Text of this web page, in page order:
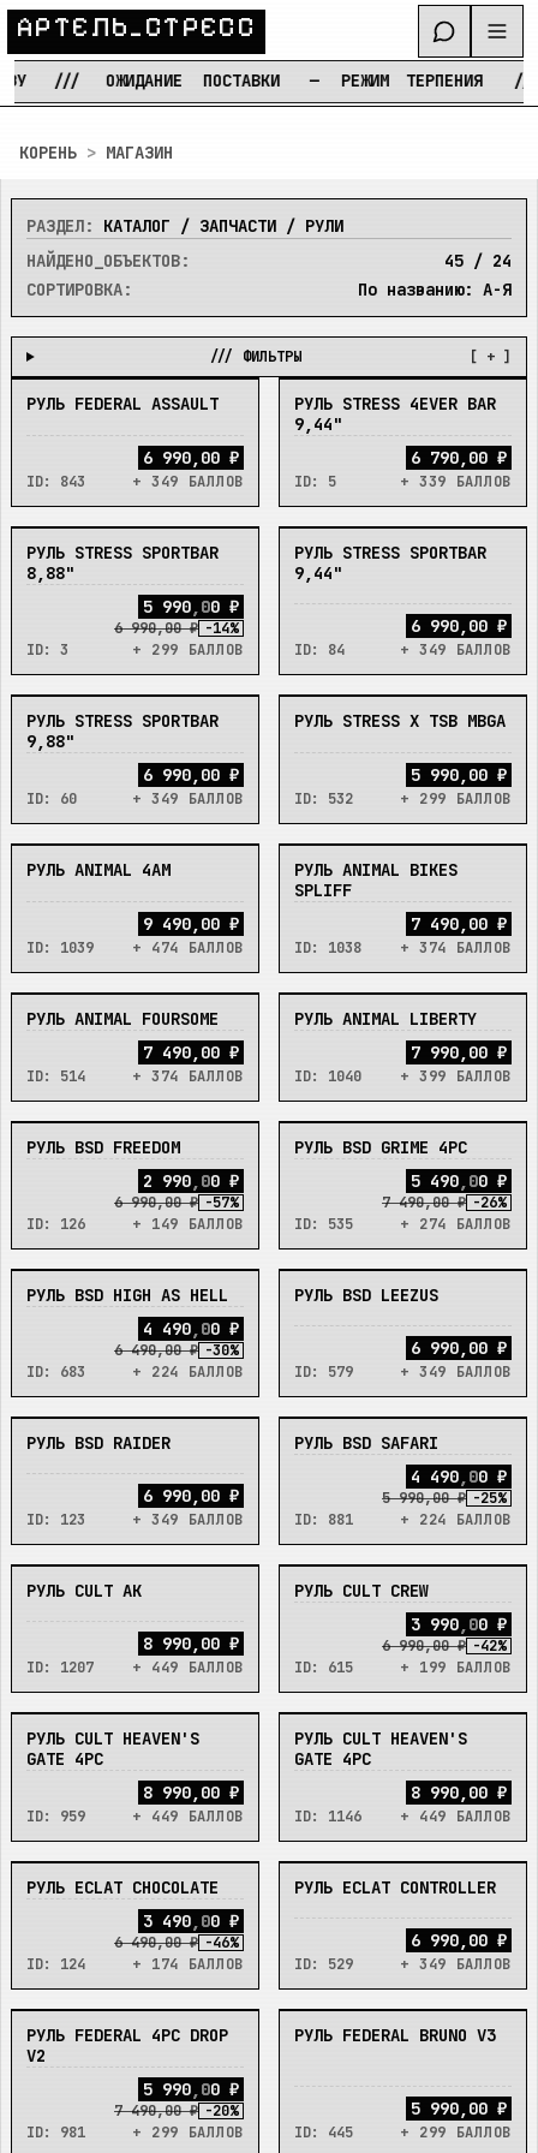
АРТЕЛЬ_СТРЕСС
/// ОЖИДАНИЕ ПОСТАВКИ РЕЖИМ ТЕРПЕНИЯ ///
КОРЕНЬ > МАГАЗИН
РАЗДЕЛ:
КАТАЛОГ / ЗАПЧАСТИ / РУЛИ
НАЙДЕНО_ОБЪЕКТОВ:
45 / 24
СОРТИРОВКА:
По названию: А-Я
/// ФИЛЬТРЫ [ + ]
В_НАЛИЧИИ
РУЛЬ FEDERAL ASSAULT
ID: 843
6 990,00 ₽
+ 349 БАЛЛОВ
НЕТ
РУЛЬ STRESS 4EVER BAR
9,44"
ID: 5
6 790,00 ₽
+ 339 БАЛЛОВ
НЕТ
РУЛЬ STRESS SPORTBAR
8,88"
ID: 3
5 990,00 ₽
6 990,00 ₽ -14%
+ 299 БАЛЛОВ
НЕТ
РУЛЬ STRESS SPORTBAR
9,44"
ID: 84
6 990,00 ₽
+ 349 БАЛЛОВ
НЕТ
РУЛЬ STRESS SPORTBAR
9,88"
ID: 60
6 990,00 ₽
+ 349 БАЛЛОВ
НЕТ
РУЛЬ STRESS X TSB MBGA
ID: 532
5 990,00 ₽
+ 299 БАЛЛОВ
НЕТ
РУЛЬ ANIMAL 4AM
ID: 1039
9 490,00 ₽
+ 474 БАЛЛОВ
НЕТ
РУЛЬ ANIMAL BIKES
SPLIFF
ID: 1038
7 490,00 ₽
+ 374 БАЛЛОВ
НЕТ
РУЛЬ ANIMAL FOURSOME
ID: 514
7 490,00 ₽
+ 374 БАЛЛОВ
НЕТ
РУЛЬ ANIMAL LIBERTY
ID: 1040
7 990,00 ₽
+ 399 БАЛЛОВ
НЕТ
РУЛЬ BSD FREEDOM
ID: 126
2 990,00 ₽
6 990,00 ₽ -57%
+ 149 БАЛЛОВ
НЕТ
РУЛЬ BSD GRIME 4PC
ID: 535
5 490,00 ₽
7 490,00 ₽ -26%
+ 274 БАЛЛОВ
НЕТ
РУЛЬ BSD HIGH AS HELL
ID: 683
4 490,00 ₽
6 490,00 ₽ -30%
+ 224 БАЛЛОВ
НЕТ
РУЛЬ BSD LEEZUS
ID: 579
6 990,00 ₽
+ 349 БАЛЛОВ
НЕТ
РУЛЬ BSD RAIDER
ID: 123
6 990,00 ₽
+ 349 БАЛЛОВ
НЕТ
РУЛЬ BSD SAFARI
ID: 881
4 490,00 ₽
5 990,00 ₽ -25%
+ 224 БАЛЛОВ
НЕТ
РУЛЬ CULT AK
ID: 1207
8 990,00 ₽
+ 449 БАЛЛОВ
НЕТ
РУЛЬ CULT CREW
ID: 615
3 990,00 ₽
6 990,00 ₽ -42%
+ 199 БАЛЛОВ
НЕТ
РУЛЬ CULT HEAVEN'S
GATE 4PC
ID: 959
8 990,00 ₽
+ 449 БАЛЛОВ
НЕТ
РУЛЬ CULT HEAVEN'S
GATE 4PC
ID: 1146
8 990,00 ₽
+ 449 БАЛЛОВ
НЕТ
РУЛЬ ECLAT CHOCOLATE
ID: 124
3 490,00 ₽
6 490,00 ₽ -46%
+ 174 БАЛЛОВ
НЕТ
РУЛЬ ECLAT CONTROLLER
ID: 529
6 990,00 ₽
+ 349 БАЛЛОВ
НЕТ
РУЛЬ FEDERAL 4PC DROP
V2
ID: 981
5 990,00 ₽
7 490,00 ₽ -20%
+ 299 БАЛЛОВ
НЕТ
РУЛЬ FEDERAL BRUNO V3
ID: 445
5 990,00 ₽
+ 299 БАЛЛОВ